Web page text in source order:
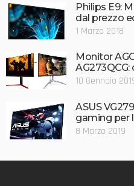
Philips E9:
dal prezzo
1 Marzo 2018
Monitor
10 Gennaio
ASUS
gaming per
8 Marzo 2019